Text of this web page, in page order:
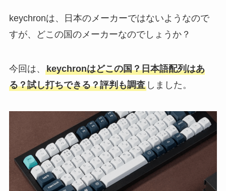
keychronは、日本のメーカーではないようなので
すが、どこの国のメーカーなのでしょうか？
今回は、 keychronはどこの国？日本語配列はあ
る？試し打ちできる？評判も調査しました。